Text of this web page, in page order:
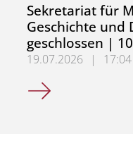
Sekretariat für
Geschichte und
geschlossen |
19.07.2026 |
Sekretariat für